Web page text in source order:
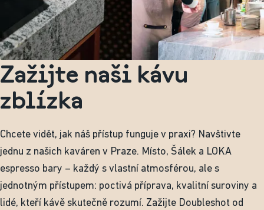
Zažijte naši kávu
zblízka
Chcete vidět, jak náš přístup funguje v praxi? Navštivte
jednu z našich kaváren v Praze. Místo, Šálek a LOKA
espresso bary – každý s vlastní atmosférou, ale s
jednotným přístupem: poctivá příprava, kvalitní suroviny a
lidé, kteří kávě skutečně rozumí. Zažijte Doubleshot od